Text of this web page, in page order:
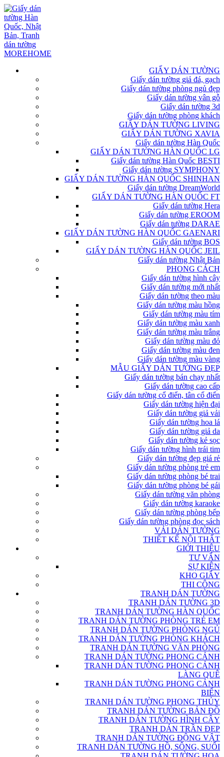
GIẤY DÁN TƯỜNG
Giấy dán tường giả đá, gạch
Giấy dán tường phòng ngủ đẹp
Giấy dán tường vân gỗ
Giấy dán tường 3d
Giấy dán tường phòng khách
GIẤY DÁN TƯỜNG LIVING
GIẤY DÁN TƯỜNG XAVIA
Giấy dán tường Hàn Quốc
GIẤY DÁN TƯỜNG HÀN QUỐC LG
Giấy dán tường Hàn Quốc BESTI
Giấy dán tường SYMPHONY
GIẤY DÁN TƯỜNG HÀN QUỐC SHINHAN
Giấy dán tường DreamWorld
GIẤY DÁN TƯỜNG HÀN QUỐC FT
Giấy dán tường Hera
Giấy dán tường EROOM
Giấy dán tường DARAE
GIẤY DÁN TƯỜNG HÀN QUỐC GAENARI
Giấy dán tường BOS
GIẤY DÁN TƯỜNG HÀN QUỐC JEIL
Giấy dán tường Nhật Bản
PHONG CÁCH
Giấy dán tường hình cây
Giấy dán tường mới nhất
Giấy dán tường theo màu
Giấy dán tường màu hồng
Giấy dán tường màu tím
Giấy dán tường màu xanh
Giấy dán tường màu trắng
Giấy dán tường màu đỏ
Giấy dán tường màu đen
Giấy dán tường màu vàng
MẪU GIẤY DÁN TƯỜNG ĐẸP
Giấy dán tường bán chạy nhất
Giấy dán tường cao cấp
Giấy dán tường cổ điển, tân cổ điển
Giấy dán tường hiện đại
Giấy dán tường giả vải
Giấy dán tường hoa lá
Giấy dán tường giả da
Giấy dán tường kẻ sọc
Giấy dán tường hình trái tim
Giấy dán tường đẹp giá rẻ
Giấy dán tường phòng trẻ em
Giấy dán tường phòng bé trai
Giấy dán tường phòng bé gái
Giấy dán tường văn phòng
Giấy dán tường karaoke
Giấy dán tường phòng bếp
Giấy dán tường phòng đọc sách
VẢI DÁN TƯỜNG
THIẾT KẾ NỘI THẤT
GIỚI THIỆU
TƯ VẤN
SỰ KIỆN
KHO GIẤY
THI CÔNG
TRANH DÁN TƯỜNG
TRANH DÁN TƯỜNG 3D
TRANH DÁN TƯỜNG HÀN QUỐC
TRANH DÁN TƯỜNG PHÒNG TRẺ EM
TRANH DÁN TƯỜNG PHÒNG NGỦ
TRANH DÁN TƯỜNG PHÒNG KHÁCH
TRANH DÁN TƯỜNG VĂN PHÒNG
TRANH DÁN TƯỜNG PHONG CẢNH
TRANH DÁN TƯỜNG PHONG CẢNH
LÀNG QUÊ
TRANH DÁN TƯỜNG PHONG CẢNH
BIỂN
TRANH DÁN TƯỜNG PHONG THỦY
TRANH DÁN TƯỜNG BẢN ĐỒ
TRANH DÁN TƯỜNG HÌNH CÂY
TRANH DÁN TRẦN ĐẸP
TRANH DÁN TƯỜNG ĐỘNG VẬT
TRANH DÁN TƯỜNG HỒ, SÔNG, SUỐI